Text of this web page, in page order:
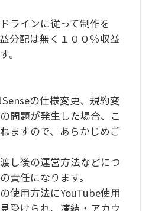
ラインに従って制作を
分配は無く１００％収益
。
の仕様変更、規約変
問題が発生した場合、こ
ますので、あらかじめご
し後の運営方法などにつ
責任になります。
使用方法にYouTube使用
受けられ、凍結・アカウ